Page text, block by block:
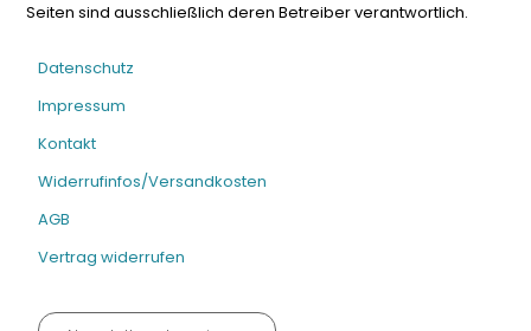
Seiten sind ausschließlich deren Betreiber verantwortlich.
Datenschutz
Impressum
Kontakt
Widerrufinfos/Versandkosten
AGB
Vertrag widerrufen